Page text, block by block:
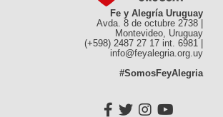
Fe y Alegría Uruguay
Avda. 8 de octubre 2738 |
Montevideo, Uruguay
(+598) 2487 27 17 int. 6981 |
info@feyalegria.org.uy
#SomosFeyAlegria